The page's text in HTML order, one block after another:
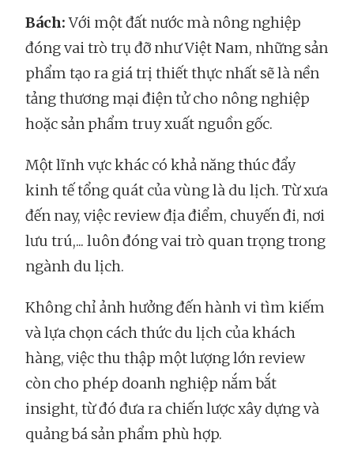
Bách:Với một đất nước mà nông nghiệp
đóng vai trò trụ đỡ như Việt Nam, những sản
phẩm tạo ra giá trị thiết thực nhất sẽ là nền
tảng thương mại điện tử cho nông nghiệp
hoặc sản phẩm truy xuất nguồn gốc.
Một lĩnh vực khác có khả năng thúc đẩy
kinh tế tổng quát của vùng là du lịch. Từ xưa
đến nay, việc review địa điểm, chuyến đi, nơi
lưu trú,... luôn đóng vai trò quan trọng trong
ngành du lịch.
Không chỉ ảnh hưởng đến hành vi tìm kiếm
và lựa chọn cách thức du lịch của khách
hàng, việc thu thập một lượng lớn review
còn cho phép doanh nghiệp nắm bắt
insight, từ đó đưa ra chiến lược xây dựng và
quảng bá sản phẩm phù hợp.